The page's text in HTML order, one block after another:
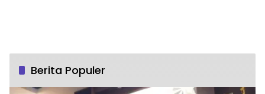
Berita Populer